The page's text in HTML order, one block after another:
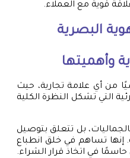
قوية مع العملاء.
البصرية
وأهميتها
من أي علامة تجارية، حيث
التي تشكل النظرة الكلية
بل تتعلق بتوصيل
إنها تساهم في خلق انطباع
حاسمًا في اتخاذ قرار الشراء.